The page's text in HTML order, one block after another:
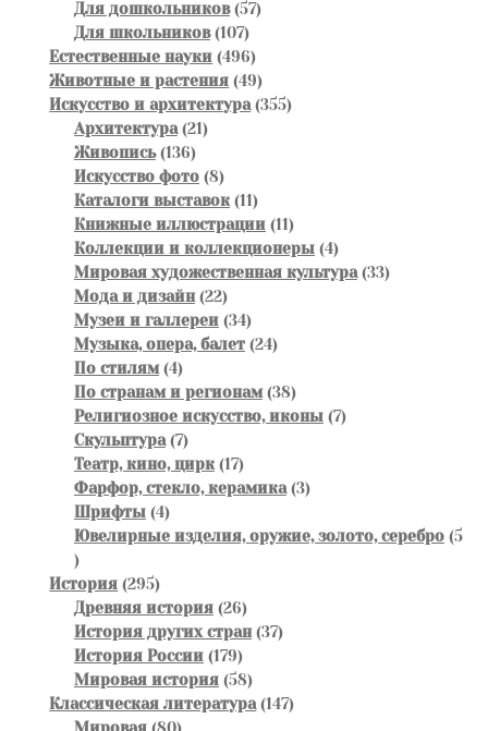
товара
Для дошкольников 5757
Для школьников 107107
товаров
Естественные науки 496496
товаров
Животные и растения 4949
товаров
Искусство и архитектура 355355
Архитектура 2121
Живопись 136136
товаров
Искусство фото 88
товаров
Каталоги выставок 1111
товаров
Книжные иллюстрации 1111
товаров
Коллекции и коллекционеры 44
товара
Мировая художественная культура 3333
Мода и дизайн 2222
товара
Музеи и галлереи 3434
товара
Музыка, опера, балет 2424
По стилям 44
товара
По странам и регионам 3838
товаров
Религиозное искусство, иконы 77
Скульптура 77
товаров
Театр, кино, цирк 1717
товаров
Фарфор, стекло, керамика 33
Шрифты 44
товара
Ювелирные изделия, оружие, золото, серебро 5
5
товаров
История 295295
товаров
Древняя история 2626
товаров
История других стран 3737
История России 179179
товаров
Мировая история 5858
товаров
Классическая литература 147147
Мировая 8080